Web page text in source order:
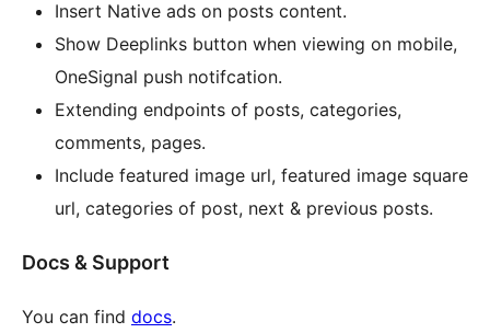
Insert Native ads on posts content.
Show Deeplinks button when viewing on mobile,
OneSignal push notifcation.
Extending endpoints of posts, categories,
comments, pages.
Include featured image url, featured image square
url, categories of post, next & previous posts.
Docs & Support
You can find docs.